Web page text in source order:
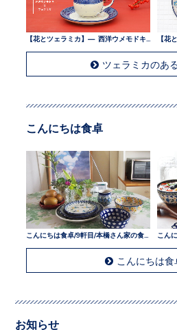
ツェラミカのあ
こんにちは食卓
こんにちは食卓/9軒目/本橋さん家の食卓
こんにちは食
お知らせ